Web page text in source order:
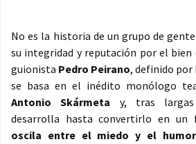
No es la historia de un grupo de
su integridad y reputación por el bien
guionista Pedro Peirano, definido por
se basa en el inédito monólogo
Antonio Skármeta y, tras largas
desarrolla hasta convertirlo en un
oscila entre el miedo y el